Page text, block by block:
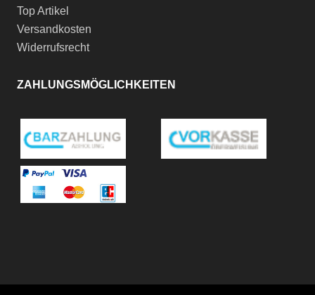
Top Artikel
Versandkosten
Widerrufsrecht
ZAHLUNGSMÖGLICHKEITEN